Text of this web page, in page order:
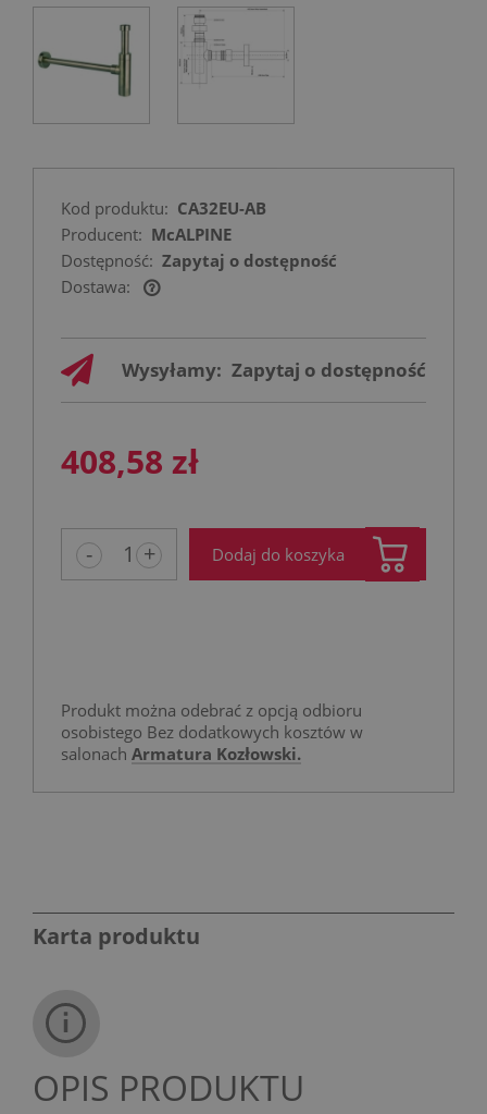
Kod produktu: CA32EU-AB
Producent: McALPINE
Dostępność: Zapytaj o dostępność
Dostawa:
Cena nie zawiera ewentualnych kosztów
Wysyłamy: Zapytaj o dostępność
408,58 zł
- + Dodaj do koszyka
Produkt można odebrać z opcją odbioru
osobistego Bez dodatkowych kosztów w
salonach Armatura Kozłowski.
Karta produktu
OPIS PRODUKTU